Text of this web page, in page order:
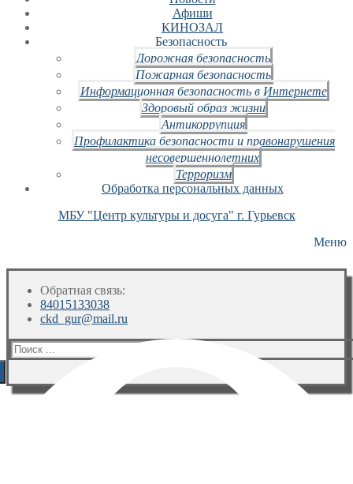
Афиши
КИНОЗАЛ
Безопасность
Дорожная безопасность
Пожарная безопасность
Информационная безопасность в Интернете
Здоровый образ жизни
Антикоррупция
Профилактика безопасности и правонарушения
несовершеннолетних
Терроризм
Обработка персональных данных
МБУ "Центр культуры и досуга" г. Гурьевск
Меню
Обратная связь:
84015133038
ckd_gur@mail.ru
Искать: